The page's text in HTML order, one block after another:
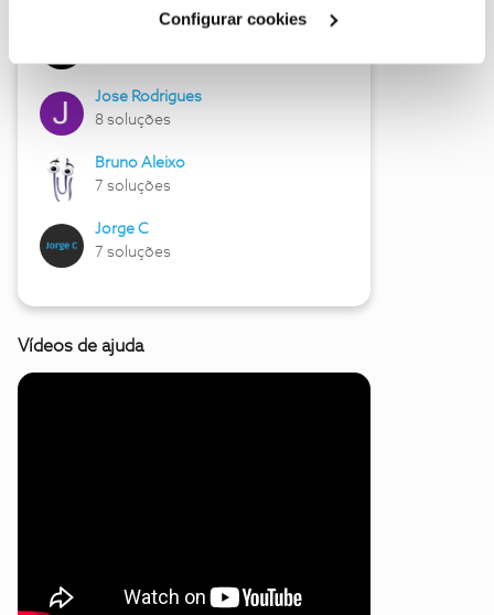
Configurar cookies
Jose Rodrigues
8 soluções
Bruno Aleixo
7 soluções
Jorge C
7 soluções
Vídeos de ajuda